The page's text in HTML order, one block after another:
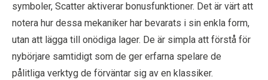
symboler, Scatter aktiverar bonusfunktioner. Det är värt att
notera hur dessa mekaniker har bevarats i sin enkla form,
utan att lägga till onödiga lager. De är simpla att förstå för
nybörjare samtidigt som de ger erfarna spelare de
pålitliga verktyg de förväntar sig av en klassiker.